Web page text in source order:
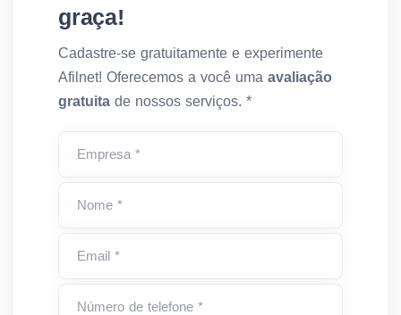
graça!
Cadastre-se gratuitamente e experimente
Afilnet! Oferecemos a você uma avaliação
gratuita de nossos serviços. *
Empresa *
Nome *
Email *
Número de telefone *